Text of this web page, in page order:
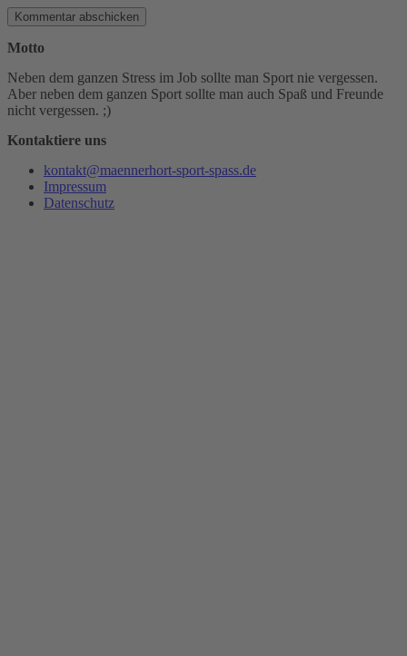
Motto
Neben dem ganzen Stress im Job sollte man Sport nie vergessen.
Aber neben dem ganzen Sport sollte man auch Spaß und Freunde
nicht vergessen. ;)
Kontaktiere uns
kontakt@maennerhort-sport-spass.de
Impressum
Datenschutz